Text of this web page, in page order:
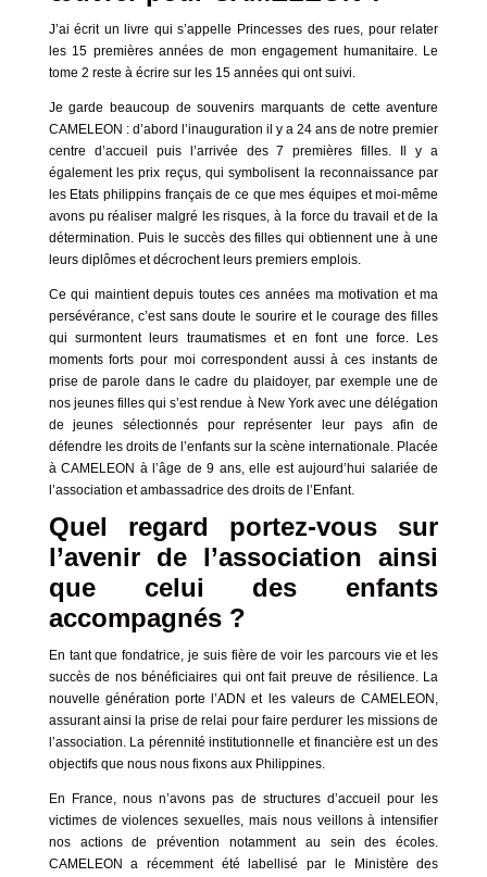
J’ai écrit un livre qui s’appelle Princesses des rues, pour relater
les 15 premières années de mon engagement humanitaire. Le
tome 2 reste à écrire sur les 15 années qui ont suivi.
Je garde beaucoup de souvenirs marquants de cette aventure
CAMELEON : d’abord l’inauguration il y a 24 ans de notre premier
centre d’accueil puis l’arrivée des 7 premières filles. Il y a
également les prix reçus, qui symbolisent la reconnaissance par
les Etats philippins français de ce que mes équipes et moi-même
avons pu réaliser malgré les risques, à la force du travail et de la
détermination. Puis le succès des filles qui obtiennent une à une
leurs diplômes et décrochent leurs premiers emplois.
Ce qui maintient depuis toutes ces années ma motivation et ma
persévérance, c’est sans doute le sourire et le courage des filles
qui surmontent leurs traumatismes et en font une force. Les
moments forts pour moi correspondent aussi à ces instants de
prise de parole dans le cadre du plaidoyer, par exemple une de
nos jeunes filles qui s’est rendue à New York avec une délégation
de jeunes sélectionnés pour représenter leur pays afin de
défendre les droits de l’enfants sur la scène internationale. Placée
à CAMELEON à l’âge de 9 ans, elle est aujourd’hui salariée de
l’association et ambassadrice des droits de l’Enfant.
Quel regard portez-vous sur
l’avenir de l’association ainsi
que celui des enfants
accompagnés ?
En tant que fondatrice, je suis fière de voir les parcours vie et les
succès de nos bénéficiaires qui ont fait preuve de résilience. La
nouvelle génération porte l’ADN et les valeurs de CAMELEON,
assurant ainsi la prise de relai pour faire perdurer les missions de
l’association. La pérennité institutionnelle et financière est un des
objectifs que nous nous fixons aux Philippines.
En France, nous n’avons pas de structures d’accueil pour les
victimes de violences sexuelles, mais nous veillons à intensifier
nos actions de prévention notamment au sein des écoles.
CAMELEON a récemment été labellisé par le Ministère des